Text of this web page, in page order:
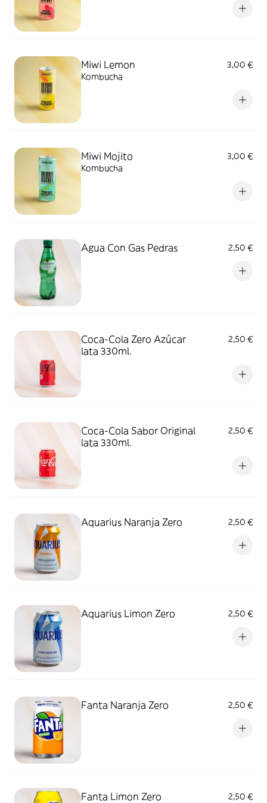
Miwi Lemon
3,00 €
Kombucha
Miwi Mojito
3,00 €
Kombucha
Agua Con Gas Pedras 2,50 €
Coca-Cola Zero Azúcar
lata 330ml.
2,50 €
Coca-Cola Sabor Original
lata 330ml.
2,50 €
Aquarius Naranja Zero 2,50 €
Aquarius Limon Zero 2,50 €
Fanta Naranja Zero 2,50 €
Fanta Limon Zero 2,50 €